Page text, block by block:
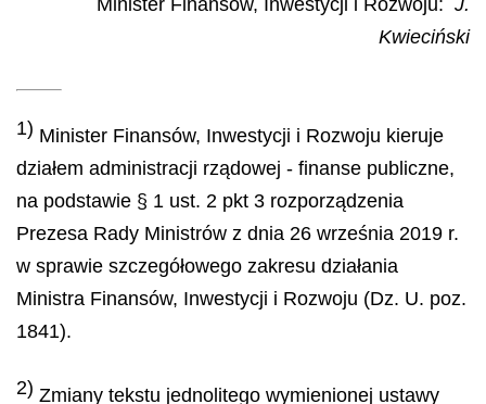
Minister Finansów, Inwestycji i Rozwoju: J.
Kwieciński
1) Minister Finansów, Inwestycji i Rozwoju kieruje
działem administracji rządowej - finanse publiczne,
na podstawie § 1 ust. 2 pkt 3 rozporządzenia
Prezesa Rady Ministrów z dnia 26 września 2019 r.
w sprawie szczegółowego zakresu działania
Ministra Finansów, Inwestycji i Rozwoju (Dz. U. poz.
1841).
2) Zmiany tekstu jednolitego wymienionej ustawy